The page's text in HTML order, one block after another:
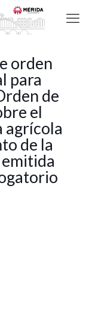
orden
para
de
el
agrícola
de la